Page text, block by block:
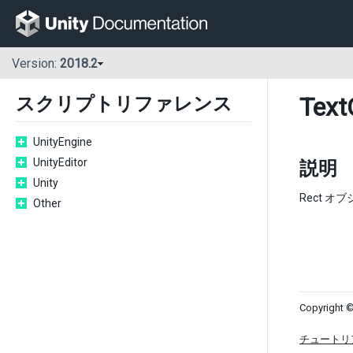
Version: 2018.2
スクリプトリファレンス
UnityEngine
UnityEditor
Unity
Other
説明
Rect オブ
Copyright
チュートリ